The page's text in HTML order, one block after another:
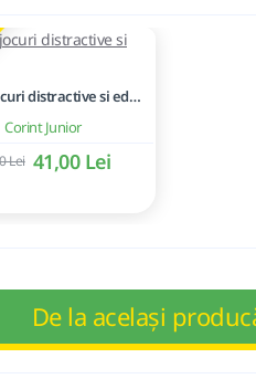
Corint Junior
100 de jocuri distractive si educative
41,00 Lei
Lei
De la același